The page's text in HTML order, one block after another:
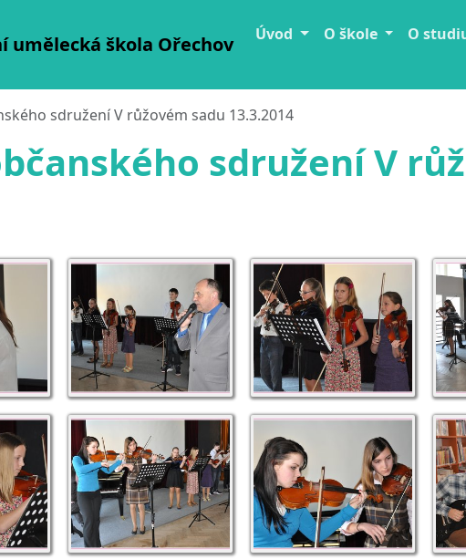
umělecká škola Ořechov Úvod O škole O
sdružení V růžovém sadu 13.3.2014
sdružení V